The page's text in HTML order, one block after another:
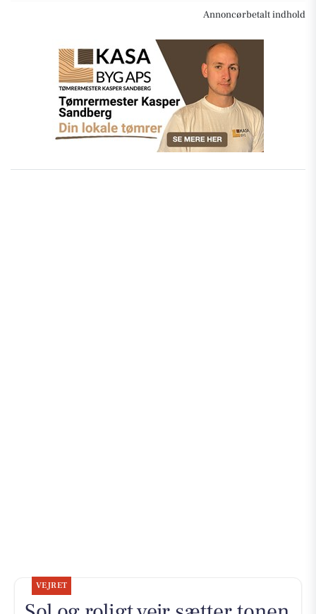
Annoncørbetalt indhold
VEJRET